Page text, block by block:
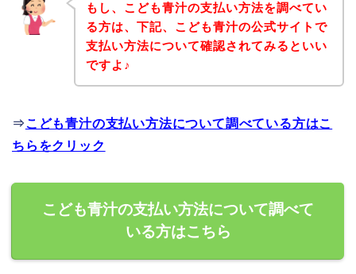
もし、こども青汁の支払い方法を調べてい
る方は、下記、こども青汁の公式サイトで
支払い方法について確認されてみるといい
ですよ♪
⇒ こども青汁の支払い方法について調べている方はこ
ちらをクリック
こども青汁の支払い方法について調べて
いる方はこちら